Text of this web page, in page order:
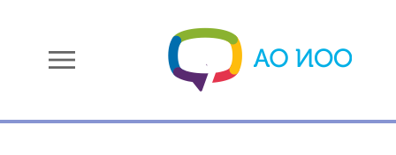
menu